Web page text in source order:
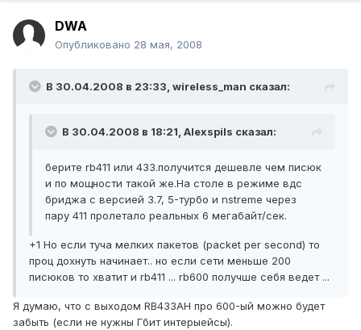
DWA
Опубликовано 28 мая, 2008
В 30.04.2008 в 23:33, wireless_man сказал:
В 30.04.2008 в 18:21, Alexspils сказал:
берите rb411 или 433.получится дешевле чем писюк
и по мощности такой же.На столе в режиме вдс
бриджа с версией 3.7, 5-турбо и nstreme через
пару 411 пролетало реальных 6 мегабайт/сек.
+1 Но если туча мелких пакетов (packet per second) то
проц дохнуть начинает.. но если сети меньше 200
писюков то хватит и rb411 ... rb600 получше себя ведет ...
Я думаю, что с выходом RB433AH про 600-ый можно будет
забыть (если не нужны Гбит интерыейсы).